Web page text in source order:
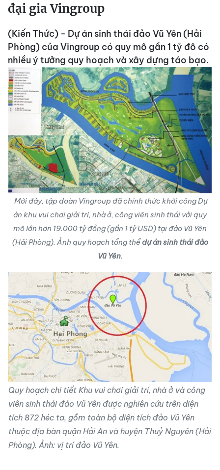
đại gia Vingroup
(Kiến Thức) - Dự án sinh thái đảo Vũ Yên (Hải
Phòng) của Vingroup có quy mô gần 1 tỷ đô có
nhiều ý tưởng quy hoạch và xây dựng táo bạo.
Mới đây, tập đoàn Vingroup đã chính thức khởi công Dự
án khu vui chơi giải trí, nhà ở, công viên sinh thái với quy
mô lớn hơn 19.000 tỷ đồng (gần 1 tỷ USD) tại đảo Vũ Yên
(Hải Phòng). Ảnh quy hoạch tổng thểdự án sinh thái đảo
Vũ Yên.
Quy hoạch chi tiết Khu vui chơi giải trí, nhà ở và công
viên sinh thái đảo Vũ Yên được nghiên cứu trên diện
tích 872 héc ta, gồm toàn bộ diện tích đảo Vũ Yên
thuộc địa bàn quận Hải An và huyện Thuỷ Nguyên (Hải
Phòng). Ảnh: vị trí đảo Vũ Yên.